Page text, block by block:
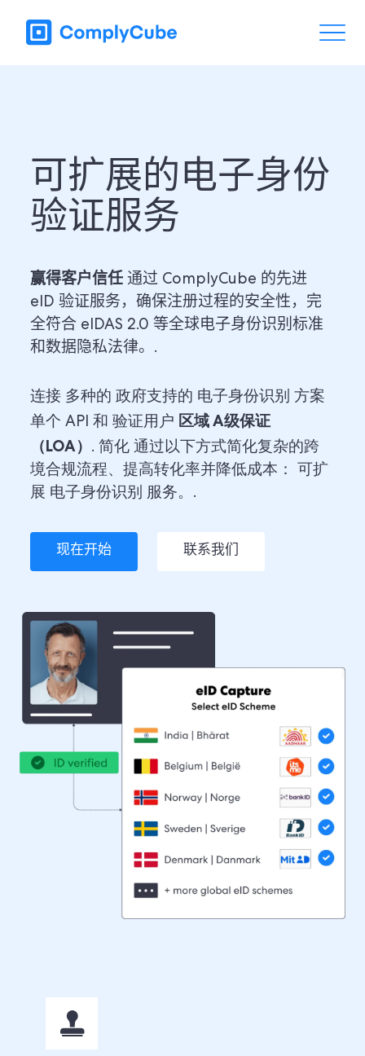
可扩展的电子身份
验证服务
赢得客户信任 通过 ComplyCube 的先进
eID 验证服务，确保注册过程的安全性，完
全符合 eIDAS 2.0 等全球电子身份识别标准
和数据隐私法律。.
连接 多种的 政府支持的 电子身份识别 方案
单个 API 和验证用户 区域A级保证
（LOA）
.简化 通过以下方式简化复杂的跨
境合规流程、提高转化率并降低成本：
可扩
展 电子身份识别服务。.
现在开始 联系我们